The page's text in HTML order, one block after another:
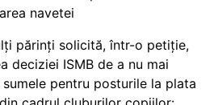
navetei
părinți solicită, într-o petiție,
deciziei ISMB de a nu mai
pentru posturile la plata